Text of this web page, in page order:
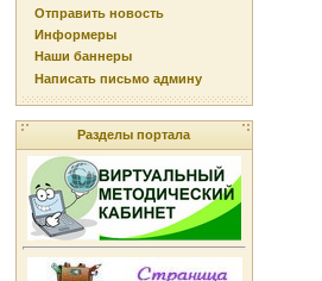
Отправить новость
Информеры
Наши баннеры
Написать письмо админу
Разделы портала